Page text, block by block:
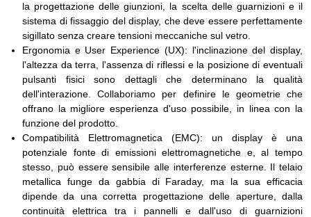
la progettazione delle giunzioni, la scelta delle guarnizioni e il
sistema di fissaggio del display, che deve essere perfettamente
sigillato senza creare tensioni meccaniche sul vetro.
Ergonomia e User Experience (UX): l'inclinazione del display,
l'altezza da terra, l'assenza di riflessi e la posizione di eventuali
pulsanti fisici sono dettagli che determinano la qualità
dell'interazione. Collaboriamo per definire le geometrie che
offrano la migliore esperienza d'uso possibile, in linea con la
funzione del prodotto.
Compatibilità Elettromagnetica (EMC): un display è una
potenziale fonte di emissioni elettromagnetiche e, al tempo
stesso, può essere sensibile alle interferenze esterne. Il telaio
metallica funge da gabbia di Faraday, ma la sua efficacia
dipende da una corretta progettazione delle aperture, dalla
continuità elettrica tra i pannelli e dall'uso di guarnizioni